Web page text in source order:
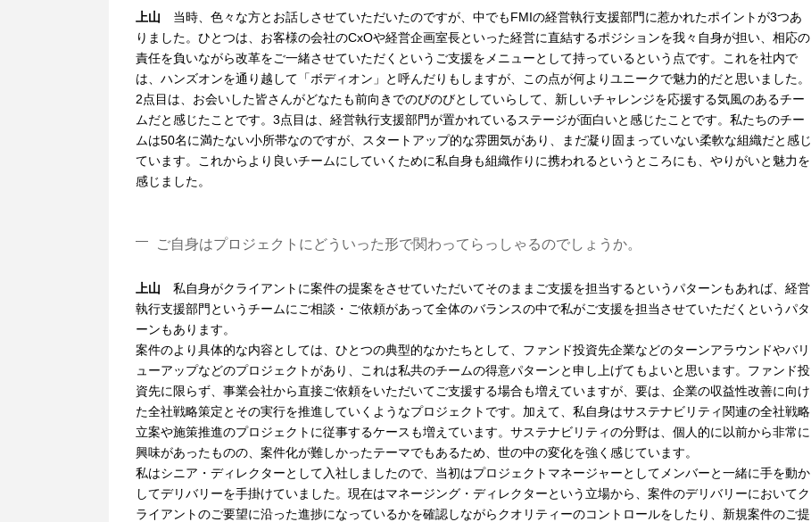
上山
当時、色々な方とお話しさせていただいたのですが、中でもFMIの経営執行支援部門に惹かれたポイントが3つあ
りました。ひとつは、お客様の会社のCxOや経営企画室長といった経営に直結するポジションを我々自身が担い、相応の
責任を負いながら改革をご一緒させていただくというご支援をメニューとして持っているという点です。これを社内で
は、ハンズオンを通り越して「ボディオン」と呼んだりもしますが、この点が何よりユニークで魅力的だと思いました。
2点目は、お会いした皆さんがどなたも前向きでのびのびとしていらして、新しいチャレンジを応援する気風のあるチー
ムだと感じたことです。3点目は、経営執行支援部門が置かれているステージが面白いと感じたことです。私たちのチー
ムは50名に満たない小所帯なのですが、スタートアップ的な雰囲気があり、まだ凝り固まっていない柔軟な組織だと感じ
ています。これからより良いチームにしていくために私自身も組織作りに携われるというところにも、やりがいと魅力を
感じました。
ご自身はプロジェクトにどういった形で関わってらっしゃるのでしょうか。
上山
私自身がクライアントに案件の提案をさせていただいてそのままご支援を担当するというパターンもあれば、経営
執行支援部門というチームにご相談・ご依頼があって全体のバランスの中で私がご支援を担当させていただくというパタ
ーンもあります。
案件のより具体的な内容としては、ひとつの典型的なかたちとして、ファンド投資先企業などのターンアラウンドやバリ
ューアップなどのプロジェクトがあり、これは私共のチームの得意パターンと申し上げてもよいと思います。ファンド投
資先に限らず、事業会社から直接ご依頼をいただいてご支援する場合も増えていますが、要は、企業の収益性改善に向け
た全社戦略策定とその実行を推進していくようなプロジェクトです。加えて、私自身はサステナビリティ関連の全社戦略
立案や施策推進のプロジェクトに従事するケースも増えています。サステナビリティの分野は、個人的に以前から非常に
興味があったものの、案件化が難しかったテーマでもあるため、世の中の変化を強く感じています。
私はシニア・ディレクターとして入社しましたので、当初はプロジェクトマネージャーとしてメンバーと一緒に手を動か
してデリバリーを手掛けていました。現在はマネージング・ディレクターという立場から、案件のデリバリーにおいてク
ライアントのご要望に沿った進捗になっているかを確認しながらクオリティーのコントロールをしたり、新規案件のご提